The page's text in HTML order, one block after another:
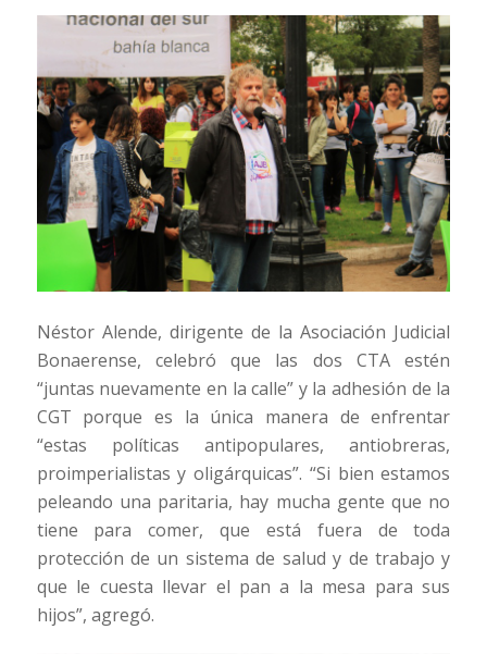
Néstor Alende, dirigente de la Asociación Judicial
Bonaerense, celebró que las dos CTA estén
“juntas nuevamente en la calle” y la adhesión de la
CGT porque es la única manera de enfrentar
“estas políticas antipopulares, antiobreras,
proimperialistas y oligárquicas”. “Si bien estamos
peleando una paritaria, hay mucha gente que no
tiene para comer, que está fuera de toda
protección de un sistema de salud y de trabajo y
que le cuesta llevar el pan a la mesa para sus
hijos”, agregó.